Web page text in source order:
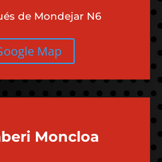
de Mondejar N6
Map
Moncloa